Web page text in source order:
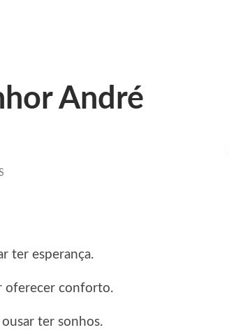
André
ter esperança.
oferecer conforto.
ter sonhos.